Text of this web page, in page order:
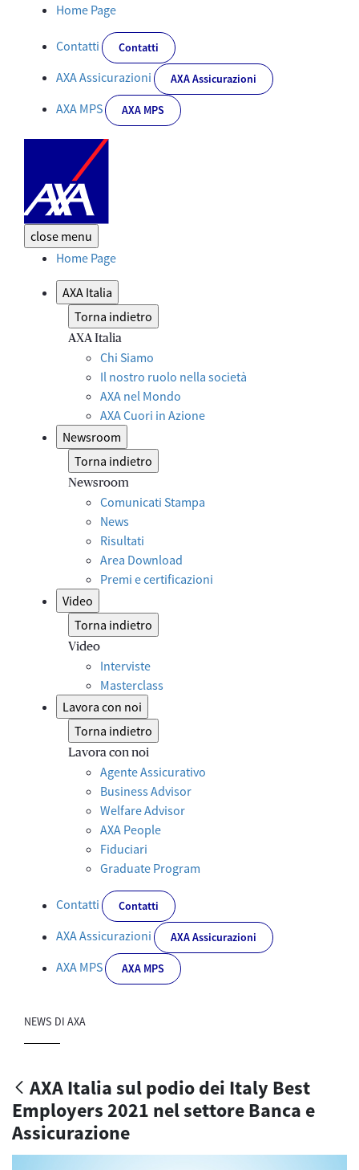
AXA Italia sul podio dei Italy Best Employers 2021 nel settore
Home Page
Contatti Contatti
AXA Assicurazioni AXA Assicurazioni
AXA MPS AXA MPS
close menu
Home Page
AXA Italia
Torna indietro
AXA Italia
Chi Siamo
Il nostro ruolo nella società
AXA nel Mondo
AXA Cuori in Azione
Newsroom
Torna indietro
Newsroom
Comunicati Stampa
News
Risultati
Area Download
Premi e certificazioni
Video
Torna indietro
Video
Interviste
Masterclass
Lavora con noi
Torna indietro
Lavora con noi
Agente Assicurativo
Business Advisor
Welfare Advisor
AXA People
Fiduciari
Graduate Program
Contatti Contatti
AXA Assicurazioni AXA Assicurazioni
AXA MPS AXA MPS
NEWS DI AXA
AXA Italia sul podio dei Italy Best
Employers 2021 nel settore Banca e
Assicurazione